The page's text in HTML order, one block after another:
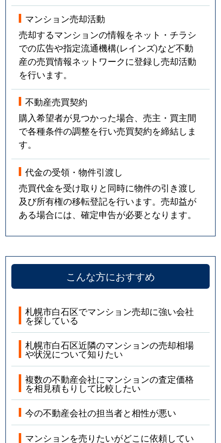
マンション売却活動
売却するマンションの情報をネット・チラシ
での広告や指定流通機構(レインズ)など不動
産の売買情報ネットワークに登録し売却活動
を行います。
不動産売買契約
購入希望者が見つかった場合、売主・買主間
で各種条件の調整を行い売買契約を締結しま
す。
代金の受領・物件引渡し
売買代金を受け取りと同時に物件の引き渡し
及び所有権の移転登記を行います。売却益が
ある場合には、確定申告が必要となります。
こんな方におすすめ
札幌市白石区でマンション売却に強い会社
を探している
札幌市白石区近隣のマンションの売却相場
や状況について知りたい
複数の不動産会社にマンションの査定価格
を相見積もりして比較したい
今の不動産会社の担当者と相性が悪い
マンションを売りたいがどこに依頼してい